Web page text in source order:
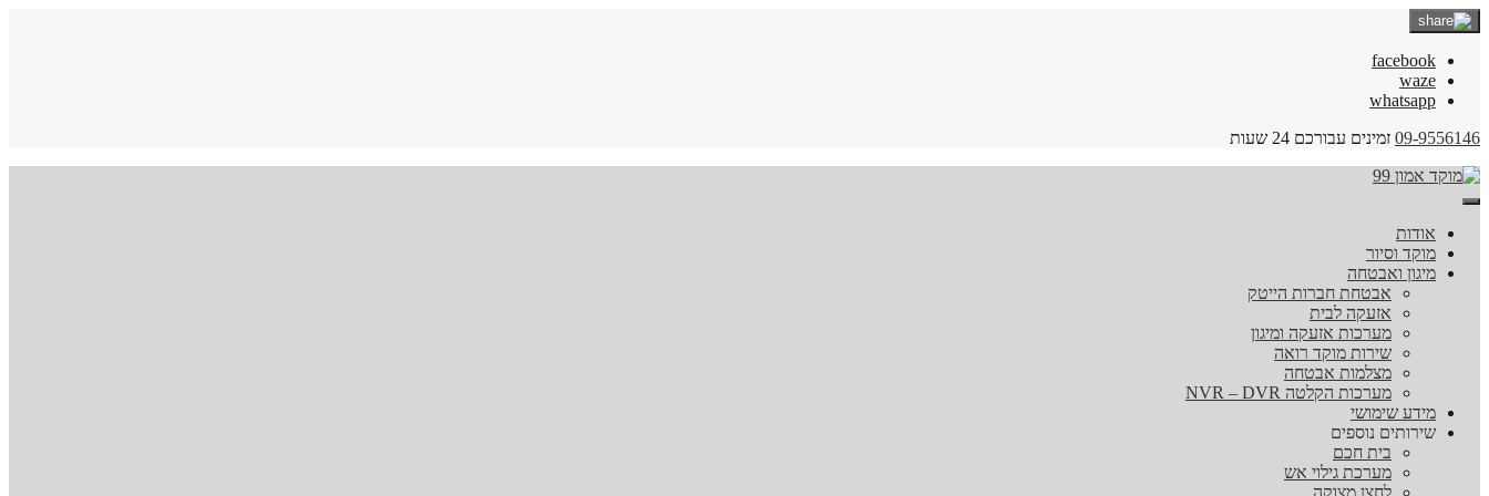
facebook
waze
whatsapp
09-9556146 זמינים עבורכם 24 שעות
אודות
מוקד וסיור
מיגון ואבטחה
אבטחת חברות הייטק
אזעקה לבית
מערכות אזעקה ומיגון
שירות מוקד רואה
מצלמות אבטחה
מערכות הקלטה NVR – DVR
מידע שימושי
שירותים נוספים
בית חכם
מערכת גילוי אש
לחצן מצוקה